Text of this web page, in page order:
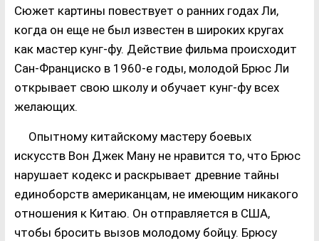
Сюжет картины повествует о ранних годах Ли,
когда он еще не был известен в широких кругах
как мастер кунг-фу. Действие фильма происходит
Сан-Франциско в 1960-е годы, молодой Брюс Ли
открывает свою школу и обучает кунг-фу всех
желающих.
Опытному китайскому мастеру боевых
искусств Вон Джек Ману не нравится то, что Брюс
нарушает кодекс и раскрывает древние тайны
единоборств американцам, не имеющим никакого
отношения к Китаю. Он отправляется в США,
чтобы бросить вызов молодому бойцу. Брюсу